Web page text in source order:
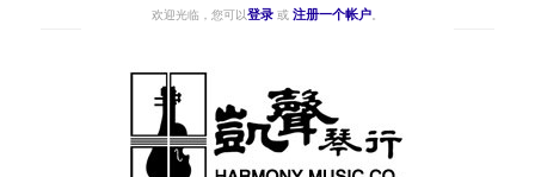
欢迎光临，您可以登录 或 注册一个帐户